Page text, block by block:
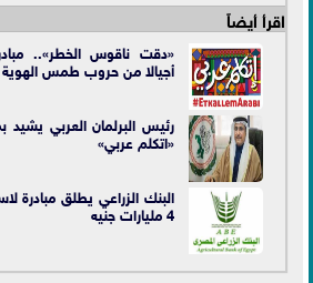
اقرأ أيضاً
«دقت ناقوس الخطر»..
أجيالا من حروب طمس الهوية
رئيس البرلمان العربي يشيد
«اتكلم عربي»
البنك الزراعي يطلق مبادرة
4 مليارات جنيه